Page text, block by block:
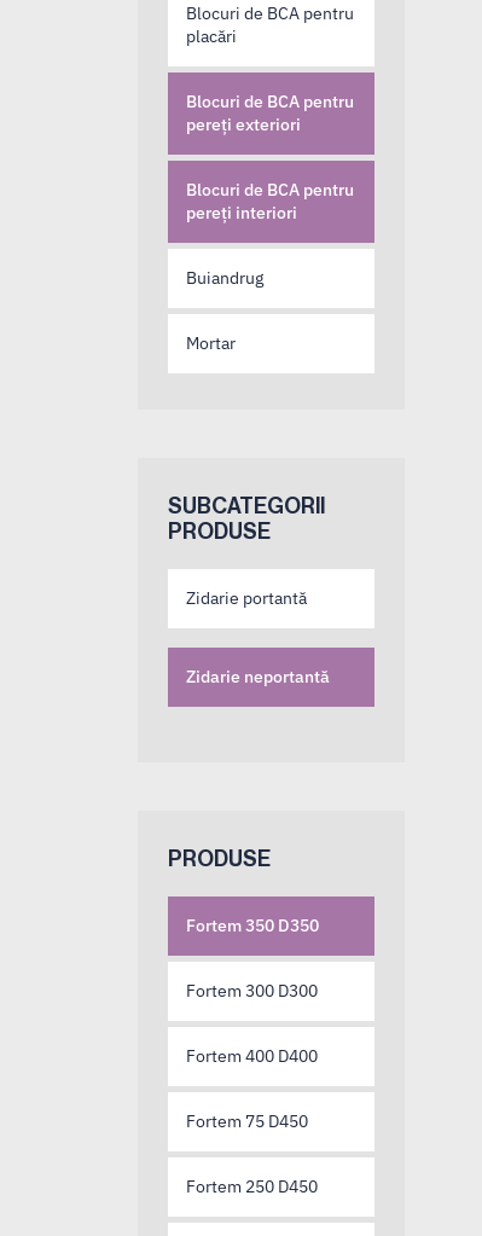
Blocuri de BCA pentru
placări
Blocuri de BCA pentru
pereți exteriori
Blocuri de BCA pentru
pereți interiori
Buiandrug
Mortar
SUBCATEGORII
PRODUSE
Zidarie portantă
Zidarie neportantă
PRODUSE
Fortem 350 D350
Fortem 300 D300
Fortem 400 D400
Fortem 75 D450
Fortem 250 D450